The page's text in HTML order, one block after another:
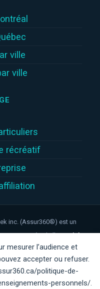
mesurer l’audience et
accepter ou refuser.
politique-de-
personnels/.
ville
ville
récréatif
inc. (Assur360®) est un
inscrit auprès de l'Autorité
Québec, numéro de client
une marque déposée au
réservés.